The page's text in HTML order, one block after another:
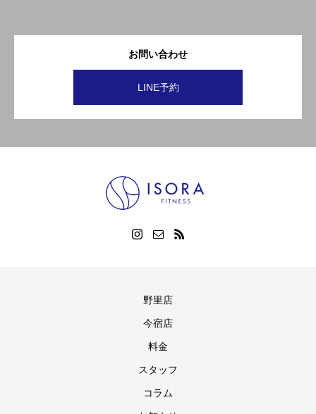
お問い合わせ
LINE予約
野里店
今宿店
料金
スタッフ
コラム